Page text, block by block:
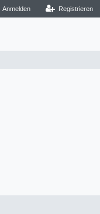
Anmelden Registrieren